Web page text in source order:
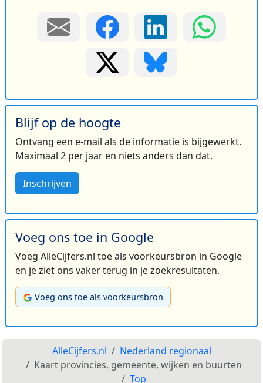
Blijf op de hoogte
Ontvang een e-mail als de informatie is bijgewerkt.
Maximaal 2 per jaar en niets anders dan dat.
Inschrijven
Voeg ons toe in Google
Voeg AlleCijfers.nl toe als voorkeursbron in Google
en je ziet ons vaker terug in je zoekresultaten.
Voeg ons toe als voorkeursbron
AlleCijfers.nl
Nederland regionaal
Kaart provincies, gemeente, wijken en buurten
Top